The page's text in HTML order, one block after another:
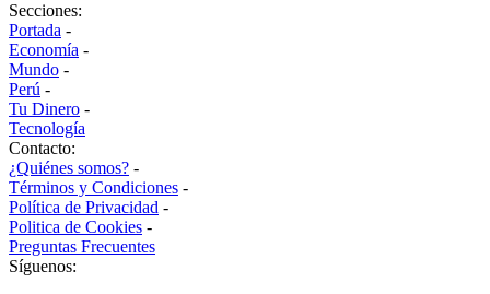
Secciones:
Portada -
Economía -
Mundo -
Perú -
Tu Dinero -
Tecnología
Contacto:
¿Quiénes somos? -
Términos y Condiciones -
Política de Privacidad -
Politica de Cookies -
Preguntas Frecuentes
Síguenos: